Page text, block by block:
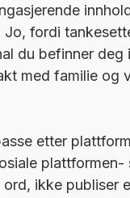
fordi
du befinner
med familie og
etter
ikke publiser